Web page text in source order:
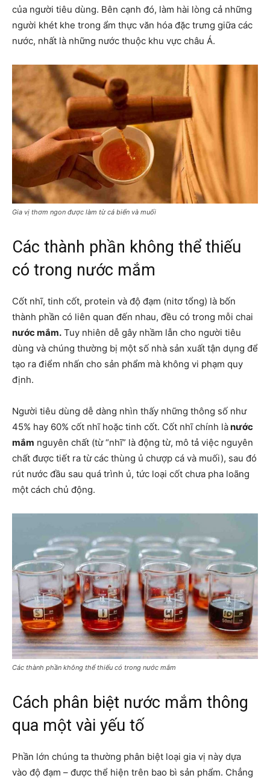
của người tiêu dùng. Bên cạnh đó, làm hài lòng cả những
người khét khe trong ẩm thực văn hóa đặc trưng giữa các
nước, nhất là những nước thuộc khu vực châu Á.
Gia vị thơm ngon được làm từ cá biển và muối
Các thành phần không thể thiếu
có trong nước mắm
Cốt nhĩ, tinh cốt, protein và độ đạm (nitơ tổng) là bốn
thành phần có liên quan đến nhau, đều có trong mỗi chai
nước mắm. Tuy nhiên dễ gây nhầm lẫn cho người tiêu
dùng và chúng thường bị một số nhà sản xuất tận dụng để
tạo ra điểm nhấn cho sản phẩm mà không vi phạm quy
định.
Người tiêu dùng dễ dàng nhìn thấy những thông số như
45% hay 60% cốt nhĩ hoặc tinh cốt. Cốt nhĩ chính lànước
mắm nguyên chất (từ “nhĩ” là động từ, mô tả việc nguyên
chất được tiết ra từ các thùng ủ chượp cá và muối), sau đó
rút nước đầu sau quá trình ủ, tức loại cốt chưa pha loãng
một cách chủ động.
Các thành phần không thể thiếu có trong nước mắm
Cách phân biệt nước mắm thông
qua một vài yếu tố
Phần lớn chúng ta thường phân biệt loại gia vị này dựa
vào độ đạm – được thể hiện trên bao bì sản phẩm. Chẳng